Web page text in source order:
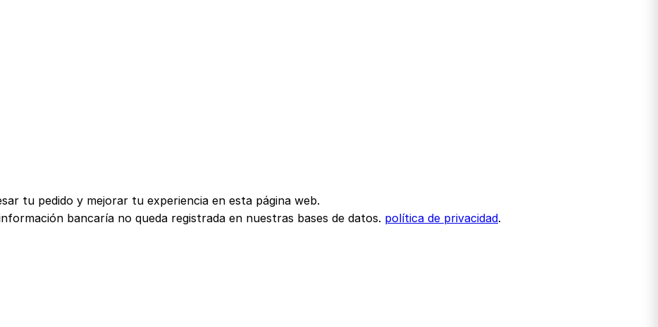
tu pedido y mejorar tu experiencia en esta página web.
bancaría no queda registrada en nuestras bases de datos. política de privacidad.